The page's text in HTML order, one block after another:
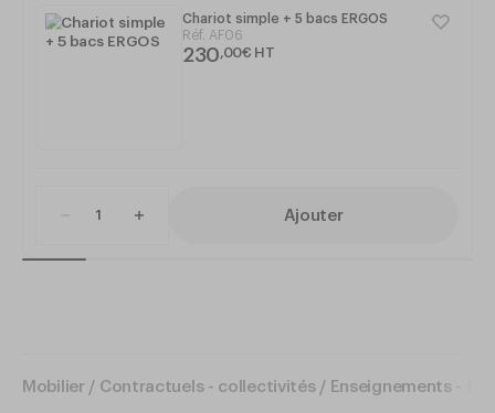
Chariot simple + 5 bacs ERGOS
Réf. AF06
230,00€ HT
Ajouter
Mobilier / Contractuels - collectivités / Enseignements -